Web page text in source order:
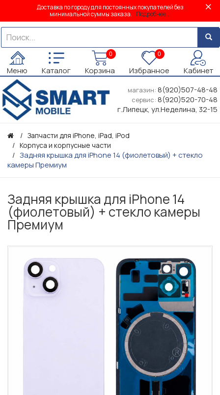
Доставка по городу для постоянных покупателей без
минимальной суммы заказа. Подробнее...
Меню Каталог
0
Корзина
0
Избранное Кабинет
магазин: 8(920)507-48-48
сервис: 8(920)520-70-48
г.Липецк, ул.Неделина, 32-15
Запчасти для iPhone, iPad, iPod
Корпуса и корпусные части
Задняя крышка для iPhone 14 (фиолетовый) + стекло
камеры Премиум
Задняя крышка для iPhone 14
(фиолетовый) + стекло камеры
Премиум